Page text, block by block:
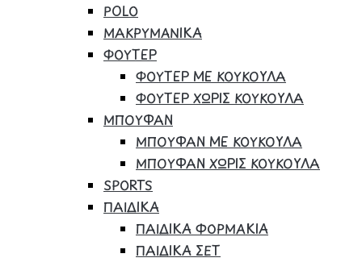
POLO
ΜΑΚΡΥΜΑΝΙΚΑ
ΦΟΥΤΕΡ
ΦΟΥΤΕΡ ΜΕ ΚΟΥΚΟΥΛΑ
ΦΟΥΤΕΡ ΧΩΡΙΣ ΚΟΥΚΟΥΛΑ
ΜΠΟΥΦΑΝ
ΜΠΟΥΦΑΝ ΜΕ ΚΟΥΚΟΥΛΑ
ΜΠΟΥΦΑΝ ΧΩΡΙΣ ΚΟΥΚΟΥΛΑ
SPORTS
ΠΑΙΔΙΚΑ
ΠΑΙΔΙΚΑ ΦΟΡΜΑΚΙΑ
ΠΑΙΔΙΚΑ ΣΕΤ